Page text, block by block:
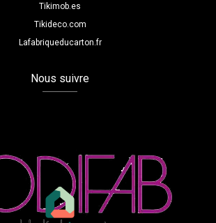
Tikimob.es
Tikideco.com
Lafabriqueducarton.fr
Nous suivre